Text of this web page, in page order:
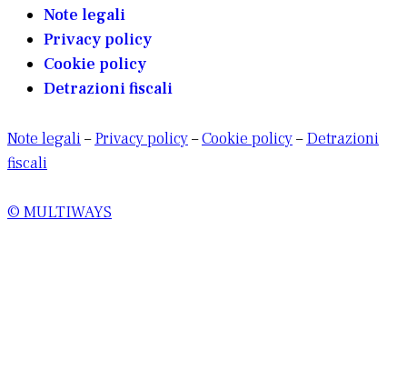
Note legali
Privacy policy
Cookie policy
Detrazioni fiscali
Note legali–Privacy policy–Cookie policy–Detrazioni
fiscali
© MULTIWAYS